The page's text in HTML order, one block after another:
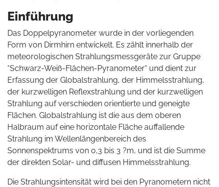
Einführung
Das Doppelpyranometer wurde in der vorliegenden
Form von Dirmhirn entwickelt. Es zählt innerhalb der
meteorologischen Strahlungsmessgeräte zur Gruppe
“Schwarz-Weiß-Flächen-Pyranometer“ und dient zur
Erfassung der Globalstrahlung, der Himmelsstrahlung,
der kurzwelligen Reflexstrahlung und der kurzwelligen
Strahlung auf verschieden orientierte und geneigte
Flächen. Globalstrahlung ist die aus dem oberen
Halbraum auf eine horizontale Fläche auffallende
Strahlung im Wellenlängenbereich des
Sonnenspektrums von 0,3 bis 3 ?m, und ist die Summe
der direkten Solar- und diffusen Himmelsstrahlung.
Die Strahlungsintensität wird bei den Pyranometern nicht